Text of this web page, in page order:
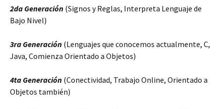
2da Generación (Signos y Reglas, Interpreta Lenguaje de
Bajo Nivel)
3ra Generación (Lenguajes que conocemos actualmente, C,
Java, Comienza Orientado a Objetos)
4ta Generación (Conectividad, Trabajo Online, Orientado a
Objetos también)